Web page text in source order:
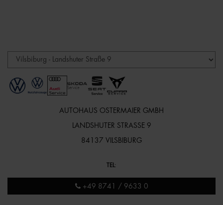
AUTOHAUS OSTERMAIER GMBH
LANDSHUTER STRASSE 9
84137 VILSBIBURG
TEL :
+49 8741 / 9633 0